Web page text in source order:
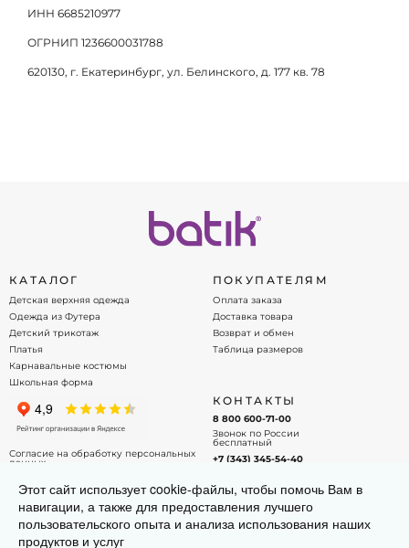
ИНН 6685210977
ОГРНИП 1236600031788
620130, г. Екатеринбург, ул. Белинского, д. 177 кв. 78
КАТАЛОГ
Детская верхняя одежда
Одежда из Футера
Детский трикотаж
Платья
Карнавальные костюмы
Школьная форма
ПОКУПАТЕЛЯМ
Оплата заказа
Доставка товара
Возврат и обмен
Таблица размеров
Согласие на обработку персональных
данных
КОНТАКТЫ
8 800 600-71-00
Звонок по России
бесплатный
+7 (343) 345-54-40
info@batik.ru
Напишите нам на почту!
Этот сайт использует cookie-файлы, чтобы помочь Вам в
навигации, а также для предоставления лучшего
пользовательского опыта и анализа использования наших
продуктов и услуг